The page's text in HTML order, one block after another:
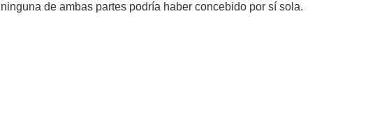
de ambas partes podría haber concebido por sí sola.